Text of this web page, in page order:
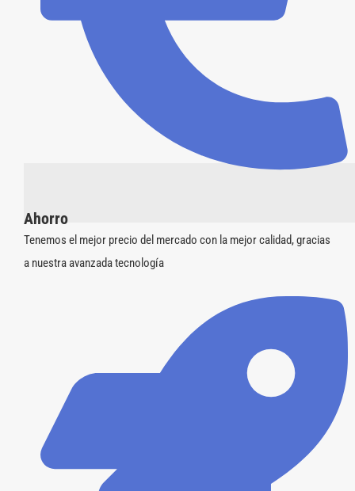
Ahorro
Tenemos el mejor precio del mercado con la mejor calidad, gracias
a nuestra avanzada tecnología